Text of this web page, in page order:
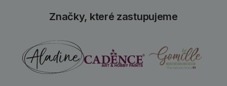
Značky, které zastupujeme